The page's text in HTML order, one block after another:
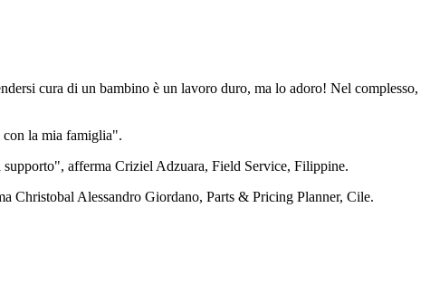
cura di un bambino è un lavoro duro, ma lo adoro! Nel complesso,
con la mia famiglia".
afferma Criziel Adzuara, Field Service, Filippine.
Christobal Alessandro Giordano, Parts & Pricing Planner, Cile.